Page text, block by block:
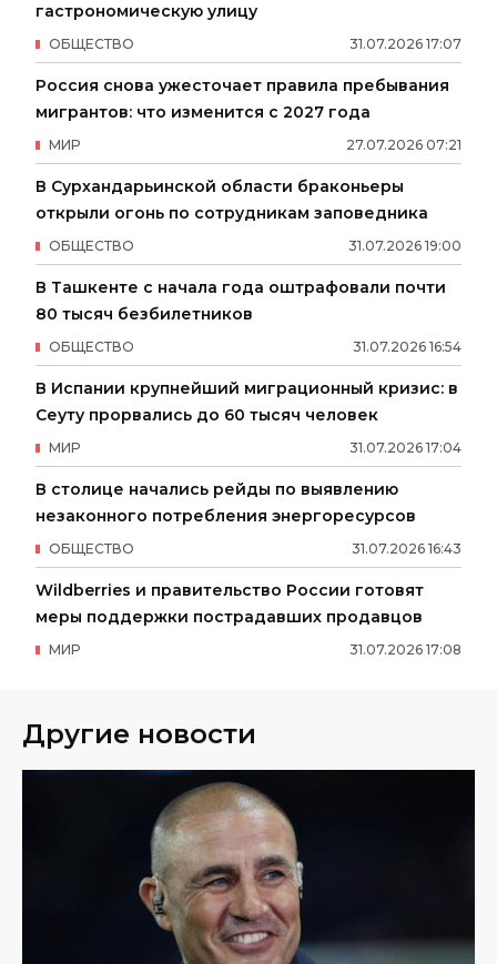
гастрономическую улицу
31.07.2026 17:07
ОБЩЕСТВО
Россия снова ужесточает правила пребывания
мигрантов: что изменится с 2027 года
27.07.2026 07:21
МИР
В Сурхандарьинской области браконьеры
открыли огонь по сотрудникам заповедника
31.07.2026 19:00
ОБЩЕСТВО
В Ташкенте с начала года оштрафовали почти
80 тысяч безбилетников
31.07.2026 16:54
ОБЩЕСТВО
В Испании крупнейший миграционный кризис: в
Сеуту прорвались до 60 тысяч человек
31.07.2026 17:04
МИР
В столице начались рейды по выявлению
незаконного потребления энергоресурсов
31.07.2026 16:43
ОБЩЕСТВО
Wildberries и правительство России готовят
меры поддержки пострадавших продавцов
31.07.2026 17:08
МИР
Другие новости